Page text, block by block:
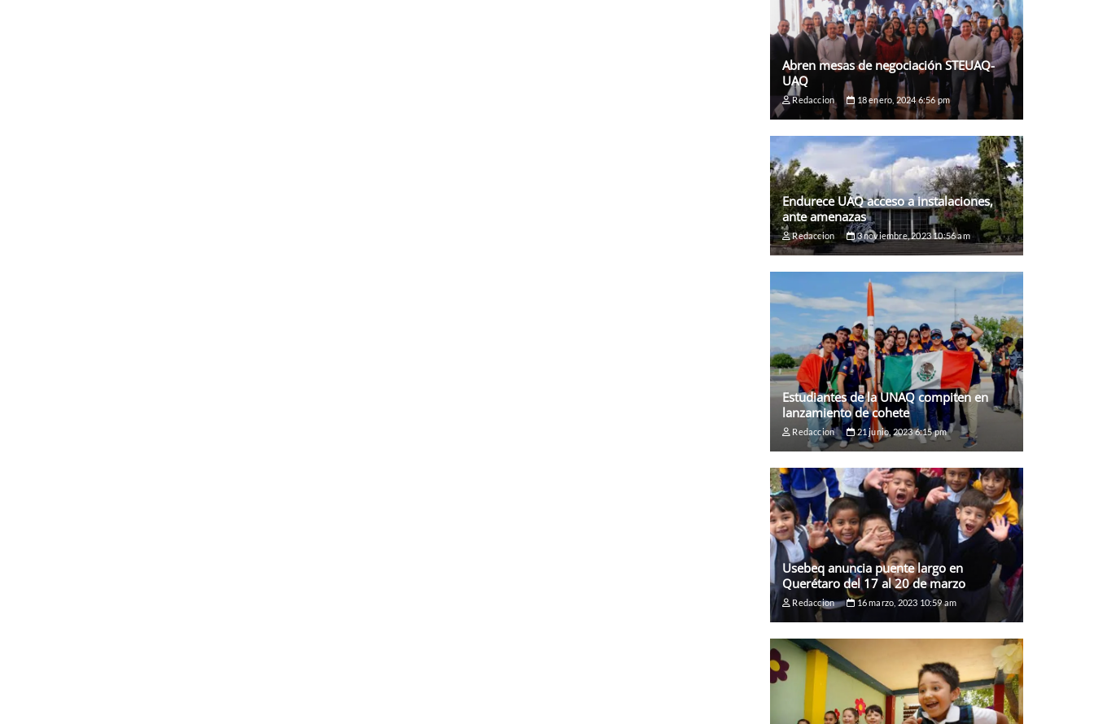
Abren mesas de negociación STEUAQ-
UAQ
Redaccion 18 enero, 2024 6:56 pm
Endurece UAQ acceso a instalaciones,
ante amenazas
Redaccion 3 noviembre, 2023 10:56 am
Estudiantes de la UNAQ compiten en
lanzamiento de cohete
Redaccion 21 junio, 2023 6:15 pm
Usebeq anuncia puente largo en
Querétaro del 17 al 20 de marzo
Redaccion 16 marzo, 2023 10:59 am